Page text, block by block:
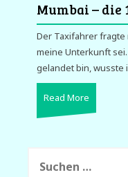
Mumbai – die
Der Taxifahrer fragte
meine Unterkunft
gelandet bin, wusste
Read More
nach: